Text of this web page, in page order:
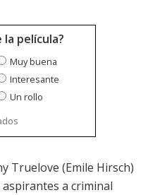
película?
Muy buena
Interesante
Un rollo
Truelove (Emile Hirsch)
a criminal